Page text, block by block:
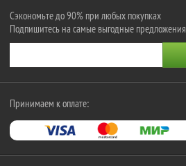
Сэкономьте до 90% при любых покупках
Подпишитесь на самые выгодные предложения
Принимаем к оплате: